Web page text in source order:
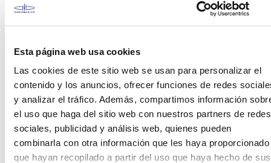
Esta página web usa cookies
Las cookies de este sitio web se usan para personalizar el
contenido y los anuncios, ofrecer funciones de redes
y analizar el tráfico. Además, compartimos información
el uso que haga del sitio web con nuestros partners de redes
sociales, publicidad y análisis web, quienes pueden
combinarla con otra información que les haya proporcionado
que hayan recopilado a partir del uso que haya hecho de sus